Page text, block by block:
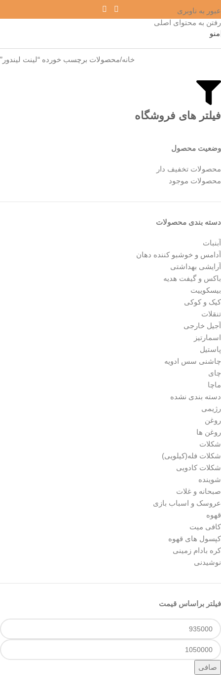
عبور به ناوبری
رفتن به محتوای اصلی
منو
خانه محصولات برچسب خورده “لینت لیندور”
فیلتر های فروشگاه
وضعیت محصول
محصولات تخفیف دار
محصولات موجود
دسته‌ بندی محصولات
آبنبات
آدامس و خوشبو کننده دهان
آرایشی بهداشتی
باکس و گیفت هدیه
بیسکوییت
کیک و کوکی
تنقلات
آجیل خارجی
اسمارتیز
پاستیل
چاشنی سس ادویه
چای
ماچا
دسته بندی نشده
رژیمی
روغن
روغن ها
شکلات
شکلات فله(کیلویی)
شکلات کادویی
شوینده
صبحانه و غلات
عروسک و اسباب بازی
قهوه
کافی میت
کپسول های قهوه
کره بادام زمینی
نوشیدنی
فیلتر براساس قیمت
صافی